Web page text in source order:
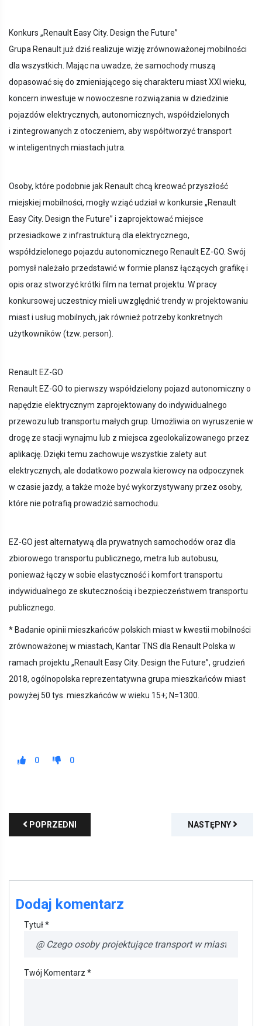
Konkurs „Renault Easy City. Design the Future”
Grupa Renault już dziś realizuje wizję zrównoważonej mobilności
dla wszystkich. Mając na uwadze, że samochody muszą
dopasować się do zmieniającego się charakteru miast XXI wieku,
koncern inwestuje w nowoczesne rozwiązania w dziedzinie
pojazdów elektrycznych, autonomicznych, współdzielonych
i zintegrowanych z otoczeniem, aby współtworzyć transport
w inteligentnych miastach jutra.
Osoby, które podobnie jak Renault chcą kreować przyszłość
miejskiej mobilności, mogły wziąć udział w konkursie „Renault
Easy City. Design the Future” i zaprojektować miejsce
przesiadkowe z infrastrukturą dla elektrycznego,
współdzielonego pojazdu autonomicznego Renault EZ-GO. Swój
pomysł należało przedstawić w formie plansz łączących grafikę i
opis oraz stworzyć krótki film na temat projektu. W pracy
konkursowej uczestnicy mieli uwzględnić trendy w projektowaniu
miast i usług mobilnych, jak również potrzeby konkretnych
użytkowników (tzw. person).
Renault EZ-GO
Renault EZ-GO to pierwszy współdzielony pojazd autonomiczny o
napędzie elektrycznym zaprojektowany do indywidualnego
przewozu lub transportu małych grup. Umożliwia on wyruszenie w
drogę ze stacji wynajmu lub z miejsca zgeolokalizowanego przez
aplikację. Dzięki temu zachowuje wszystkie zalety aut
elektrycznych, ale dodatkowo pozwala kierowcy na odpoczynek
w czasie jazdy, a także może być wykorzystywany przez osoby,
które nie potrafią prowadzić samochodu.
EZ-GO jest alternatywą dla prywatnych samochodów oraz dla
zbiorowego transportu publicznego, metra lub autobusu,
ponieważ łączy w sobie elastyczność i komfort transportu
indywidualnego ze skutecznością i bezpieczeństwem transportu
publicznego.
* Badanie opinii mieszkańców polskich miast w kwestii mobilności
zrównoważonej w miastach, Kantar TNS dla Renault Polska w
ramach projektu „Renault Easy City. Design the Future”, grudzień
2018, ogólnopolska reprezentatywna grupa mieszkańców miast
powyżej 50 tys. mieszkańców w wieku 15+; N=1300.
0 0
POPRZEDNI NASTĘPNY
Dodaj komentarz
Tytuł *
Twój Komentarz *